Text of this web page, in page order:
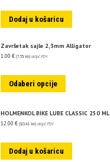
Dodaj u košaricu
Završetak sajle 2,3mm Alligator
1.00 € (7.53 kn) uključ. PDV
Odaberi opcije
HOLMENKOL BIKE LUBE CLASSIC 250 ML
12.00 € (90.41 kn) uključ. PDV
Dodaj u košaricu